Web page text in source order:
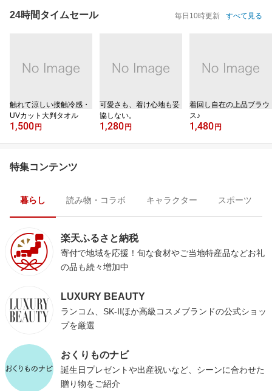
24時間タイムセール 毎日10時更新 すべて見る
触れて涼しい接触冷感・
UVカット大判タオル
1,500 円
可愛さも、着け心地も妥
協しない。
1,280 円
着回し自在の上品ブラウ
ス♪
1,480 円
特集コンテンツ
暮らし 読み物・コラボ キャラクター スポーツ
楽天ふるさと納税
寄付で地域を応援！旬な食材やご当地特産品などお礼
の品も続々増加中
LUXURY BEAUTY
ランコム、SK-IIほか高級コスメブランドの公式ショッ
プを厳選
おくりものナビ
誕生日プレゼントや出産祝いなど、シーンに合わせた
贈り物をご紹介